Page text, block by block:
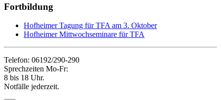
Fortbildung
Hofheimer Tagung für TFA am 3. Oktober
Hofheimer Mittwochseminare für TFA
Telefon: 06192/290-290
Sprechzeiten Mo-Fr:
8 bis 18 Uhr.
Notfälle jederzeit.